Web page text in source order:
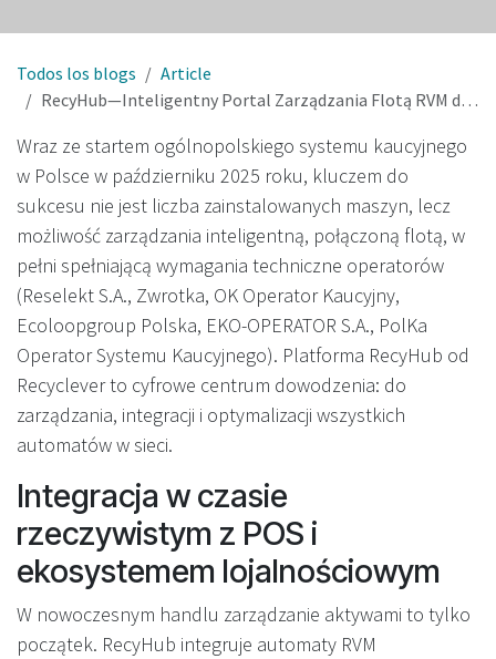
Todos los blogs
Article
RecyHub—Inteligentny Portal Zarządzania Flotą RVM dla polskiego systemu kaucyjnego
Wraz ze startem ogólnopolskiego systemu kaucyjnego
w Polsce w październiku 2025 roku, kluczem do
sukcesu nie jest liczba zainstalowanych maszyn, lecz
możliwość zarządzania inteligentną, połączoną flotą, w
pełni spełniającą wymagania techniczne operatorów
(Reselekt S.A., Zwrotka, OK Operator Kaucyjny,
Ecoloopgroup Polska, EKO-OPERATOR S.A., PolKa
Operator Systemu Kaucyjnego). Platforma RecyHub od
Recyclever to cyfrowe centrum dowodzenia: do
zarządzania, integracji i optymalizacji wszystkich
automatów w sieci.
Integracja w czasie
rzeczywistym z POS i
ekosystemem lojalnościowym
W nowoczesnym handlu zarządzanie aktywami to tylko
początek. RecyHub integruje automaty RVM